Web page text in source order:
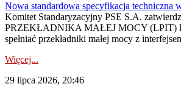
Nowa standardowa specyfikacja techniczna
Komitet Standaryzacyjny PSE S.A.
PRZEKŁADNIKA MAŁEJ MOCY (LPIT)
spełniać przekładniki małej mocy z
Więcej...
29 lipca 2026, 20:46